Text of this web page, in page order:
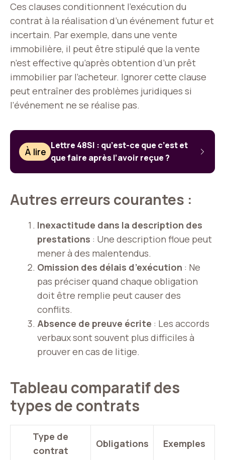
Ces clauses conditionnent l’exécution du
contrat à la réalisation d’un événement futur et
incertain. Par exemple, dans une vente
immobilière, il peut être stipulé que la vente
n’est effective qu’après obtention d’un prêt
immobilier par l’acheteur. Ignorer cette clause
peut entraîner des problèmes juridiques si
l’événement ne se réalise pas.
À lire
Lettre 48SI : qu’est-ce que c’est et
que faire après l’avoir reçue ?
Autres erreurs courantes :
Inexactitude dans la description des
prestations : Une description floue peut
mener à des malentendus.
Omission des délais d’exécution : Ne
pas préciser quand chaque obligation
doit être remplie peut causer des
conflits.
Absence de preuve écrite : Les accords
verbaux sont souvent plus difficiles à
prouver en cas de litige.
Tableau comparatif des
types de contrats
Type de
contrat
Obligations Exemples